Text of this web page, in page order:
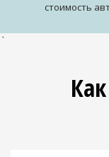
cтоимость
`